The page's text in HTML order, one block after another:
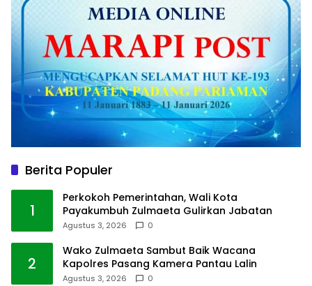
Berita Populer
1
Perkokoh Pemerintahan, Wali Kota
Payakumbuh Zulmaeta Gulirkan Jabatan
Agustus 3, 2026 0
2
Wako Zulmaeta Sambut Baik Wacana
Kapolres Pasang Kamera Pantau Lalin
Agustus 3, 2026 0